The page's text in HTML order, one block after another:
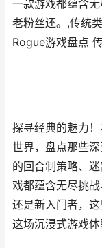
一款游戏都蕴含
老粉丝还。,传统
Rogue游戏盘点
探寻经典的魅力
世界，盘点那些
的回合制策略、
戏都蕴含无尽挑
还是新入门者，
这场沉浸式游戏体